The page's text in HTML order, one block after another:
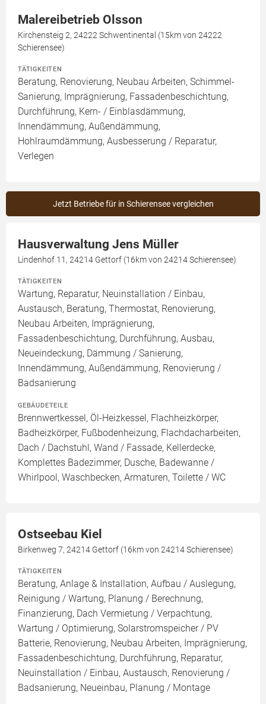
Malereibetrieb Olsson
Kirchensteig 2, 24222 Schwentinental (15km von 24222
Schierensee)
TÄTIGKEITEN
Beratung, Renovierung, Neubau Arbeiten, Schimmel-
Sanierung, Imprägnierung, Fassadenbeschichtung,
Durchführung, Kern- / Einblasdämmung,
Innendämmung, Außendämmung,
Hohlraumdämmung, Ausbesserung / Reparatur,
Verlegen
Jetzt Betriebe für in Schierensee vergleichen
Hausverwaltung Jens Müller
Lindenhof 11, 24214 Gettorf (16km von 24214 Schierensee)
TÄTIGKEITEN
Wartung, Reparatur, Neuinstallation / Einbau,
Austausch, Beratung, Thermostat, Renovierung,
Neubau Arbeiten, Imprägnierung,
Fassadenbeschichtung, Durchführung, Ausbau,
Neueindeckung, Dämmung / Sanierung,
Innendämmung, Außendämmung, Renovierung /
Badsanierung
GEBÄUDETEILE
Brennwertkessel, Öl-Heizkessel, Flachheizkörper,
Badheizkörper, Fußbodenheizung, Flachdacharbeiten,
Dach / Dachstuhl, Wand / Fassade, Kellerdecke,
Komplettes Badezimmer, Dusche, Badewanne /
Whirlpool, Waschbecken, Armaturen, Toilette / WC
Ostseebau Kiel
Birkenweg 7, 24214 Gettorf (16km von 24214 Schierensee)
TÄTIGKEITEN
Beratung, Anlage & Installation, Aufbau / Auslegung,
Reinigung / Wartung, Planung / Berechnung,
Finanzierung, Dach Vermietung / Verpachtung,
Wartung / Optimierung, Solarstromspeicher / PV
Batterie, Renovierung, Neubau Arbeiten, Imprägnierung,
Fassadenbeschichtung, Durchführung, Reparatur,
Neuinstallation / Einbau, Austausch, Renovierung /
Badsanierung, Neueinbau, Planung / Montage